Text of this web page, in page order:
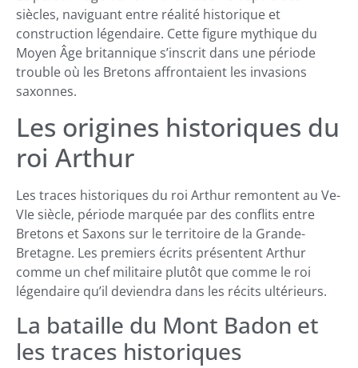
siècles, naviguant entre réalité historique et
construction légendaire. Cette figure mythique du
Moyen Âge britannique s’inscrit dans une période
trouble où les Bretons affrontaient les invasions
saxonnes.
Les origines historiques du
roi Arthur
Les traces historiques du roi Arthur remontent au Ve-
VIe siècle, période marquée par des conflits entre
Bretons et Saxons sur le territoire de la Grande-
Bretagne. Les premiers écrits présentent Arthur
comme un chef militaire plutôt que comme le roi
légendaire qu’il deviendra dans les récits ultérieurs.
La bataille du Mont Badon et
les traces historiques